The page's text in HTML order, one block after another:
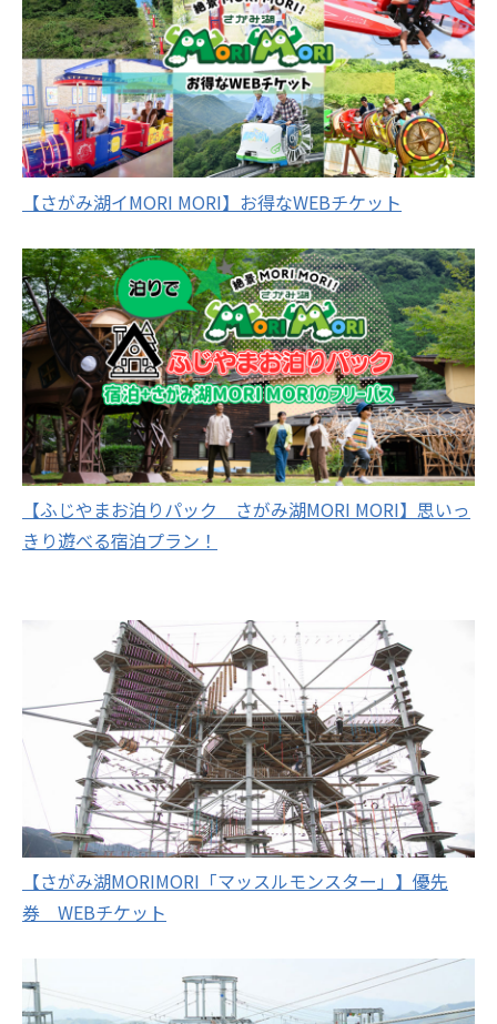
【さがみ湖イMORI MORI】お得なWEBチケット
【ふじやまお泊りパック さがみ湖MORI MORI】思いっ
きり遊べる宿泊プラン！
【さがみ湖MORIMORI「マッスルモンスター」】優先
券 WEBチケット